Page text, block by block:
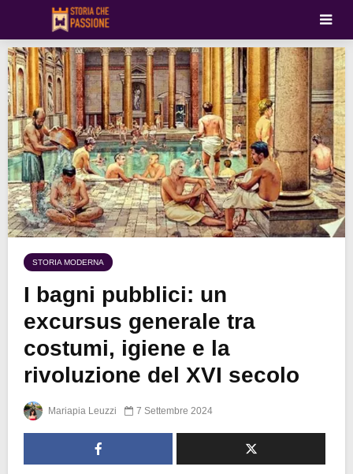
STORIA MODERNA
I bagni pubblici: un
excursus generale tra
costumi, igiene e la
rivoluzione del XVI secolo
Mariapia Leuzzi 7 Settembre 2024